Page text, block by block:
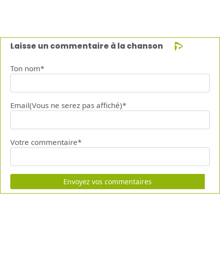
Laisse un commentaire à la chanson
Ton nom*
Email(Vous ne serez pas affiché)*
Votre commentaire*
Envoyez vos commentaires